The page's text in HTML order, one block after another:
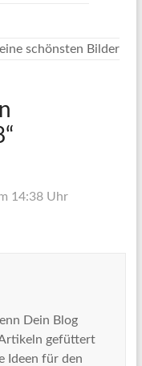
schönsten Bilder
“
14:38 Uhr
Dein Blog
gefüttert
Ideen für den